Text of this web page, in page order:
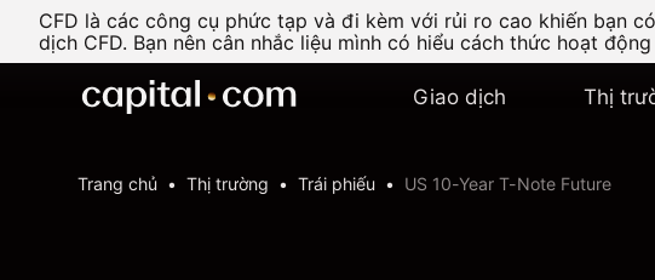
CFD là các công cụ phức tạp và đi kèm với rủi ro cao khiến bạn
dịch CFD. Bạn nên cân nhắc liệu mình có hiểu cách thức hoạt
Giao dịch Thị
Trang chủ Thị trường Trái phiếu US 10-Year T-Note Future